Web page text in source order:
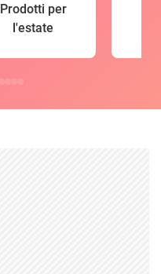
Prodotti per
l'estate